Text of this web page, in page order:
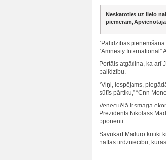
Neskatoties uz lielo
piemēram,
“Palīdzības
“Amnesty International”
Portāls atgādina, ka arī
palīdzību.
“Viņi, iespējams,
sūtīs pārtiku,” “Cnn
Venecuēlā ir smaga
Prezidents Nikolass
oponenti.
Savukārt Maduro kritiķi
naftas tirdzniecību,